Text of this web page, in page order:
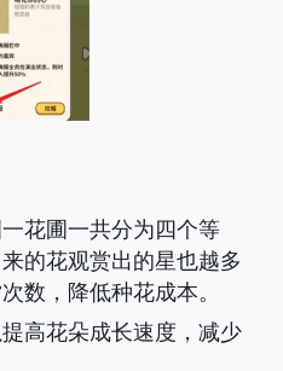
花圃一共分为四个等
的花观赏出的星也越多
数，降低种花成本。
提高花朵成长速度，减少